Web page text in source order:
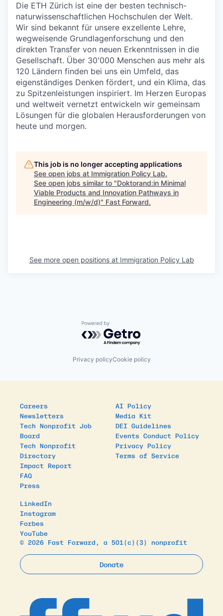
Die ETH Zürich ist eine der besten technisch-
naturwissenschaftlichen Hochschulen der Welt.
Wir sind bekannt für unsere exzellente Lehre,
wegweisende Grundlagenforschung und den
direkten Transfer von neuen Erkenntnissen in die
Gesellschaft. Über 30'000 Menschen aus mehr als
120 Ländern finden bei uns ein Umfeld, das
eigenständiges Denken fördert, und ein Klima, das
zu Spitzenleistungen inspiriert. Im Herzen Europas
und weltweit vernetzt entwickeln wir gemeinsam
Lösungen für die globalen Herausforderungen von
heute und morgen.
This job is no longer accepting applications
See open jobs at Immigration Policy Lab.
See open jobs similar to "Doktorand:in Minimal
Viable Products and Innovation Pathways in
Engineering (m/w/d)" Fast Forward.
See more open positions at Immigration Policy Lab
Powered by Getro.com
Privacy policyCookie policy
Careers
Newsletters
Tech Nonprofit Job
Board
Tech Nonprofit
Directory
Impact Report
FAQ
Press
AI Policy
Media Kit
DEI Guidelines
Events Conduct Policy
Privacy Policy
Terms of Service
LinkedIn
Instagram
Forbes
YouTube
© 2026 Fast Forward, a 501(c)(3) nonprofit
Donate